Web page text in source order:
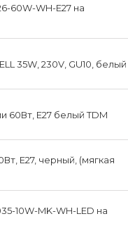
60W-WH-E27 на
35W, 230V, GU10, белый
60Вт, E27 белый TDM
E27, черный, (мягкая
10W-MK-WH-LED на